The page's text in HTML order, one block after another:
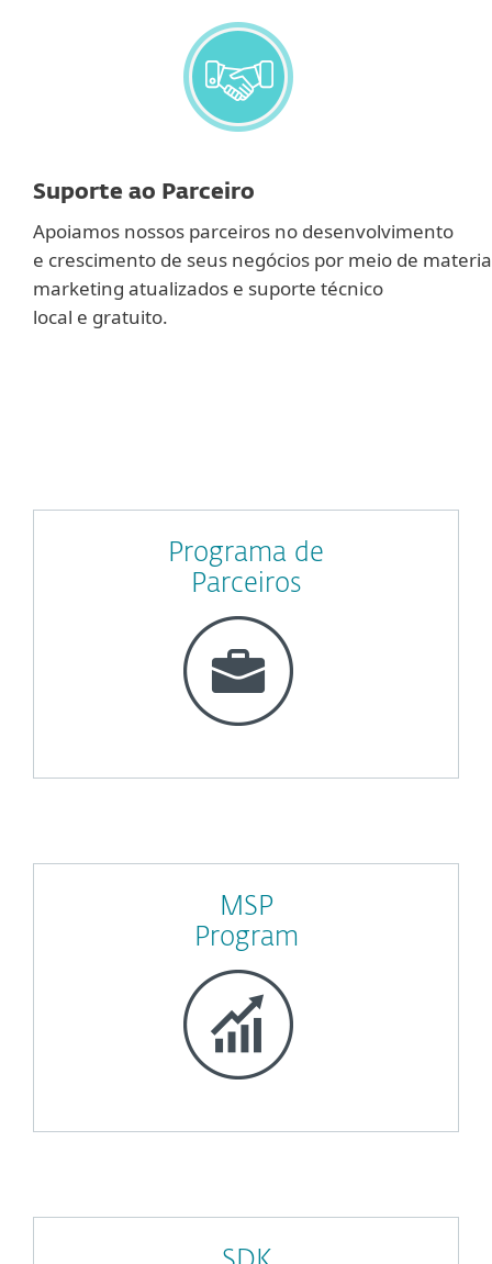
Suporte ao Parceiro
Apoiamos nossos parceiros no desenvolvimento
e crescimento de seus negócios por meio de
marketing atualizados e suporte técnico
local e gratuito.
Programa de
Parceiros
MSP
Program